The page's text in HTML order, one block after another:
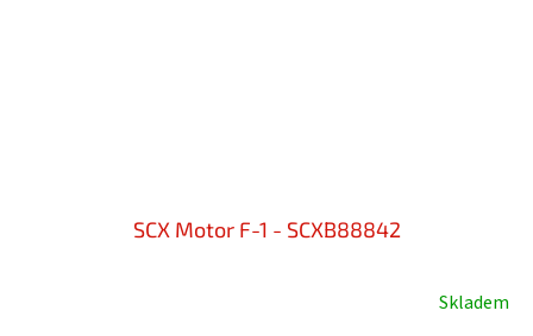
SCX Motor F-1 - SCXB88842
Skladem